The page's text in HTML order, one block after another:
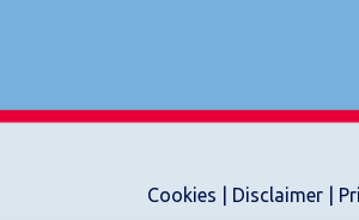
Cookies Disclaimer